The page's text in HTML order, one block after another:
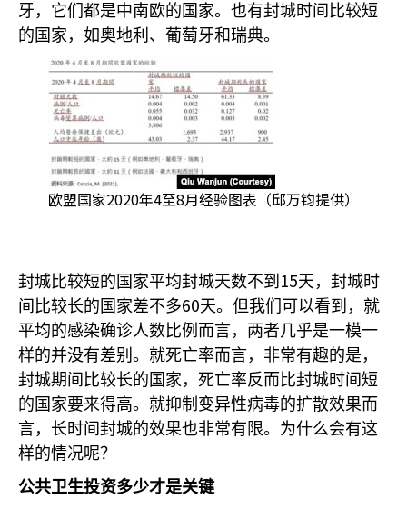
牙，它们都是中南欧的国家。也有封城时间比较短
的国家，如奥地利、葡萄牙和瑞典。
欧盟国家2020年4至8月经验图表（邱万钧提供）
封城比较短的国家平均封城天数不到 15天，封城时
间比较长的国家差不多60天。但我们可以看到，就
平均的感染确诊人数比例而言，两者几乎是一模一
样的并没有差别。就死亡率而言，非常有趣的是，
封城期间比较长的国家，死亡率反而比封城时间短
的国家要来得高。就抑制变异性病毒的扩散效果而
言，长时间封城的效果也非常有限。为什么会有这
样的情况呢？
公共卫生投资多少才是关键